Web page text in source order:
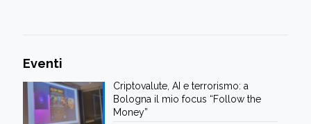
Eventi
Criptovalute, AI e terrorismo: a
Bologna il mio focus “Follow the
Money”